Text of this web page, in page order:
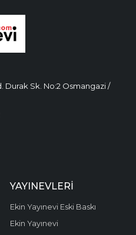
Durak Sk. No:2 Osmangazi /
YAYINEVLERI
Ekin Yayınevi Eski Baskı
Ekin Yayınevi